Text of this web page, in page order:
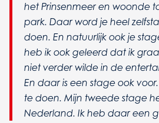
het Prinsenmeer en woonde
park. Daar word je heel
doen. En natuurlijk ook je
heb ik ook geleerd dat ik
niet verder wilde in de
En daar is een stage ook
te doen. Mijn tweede stage
Nederland. Ik heb daar een